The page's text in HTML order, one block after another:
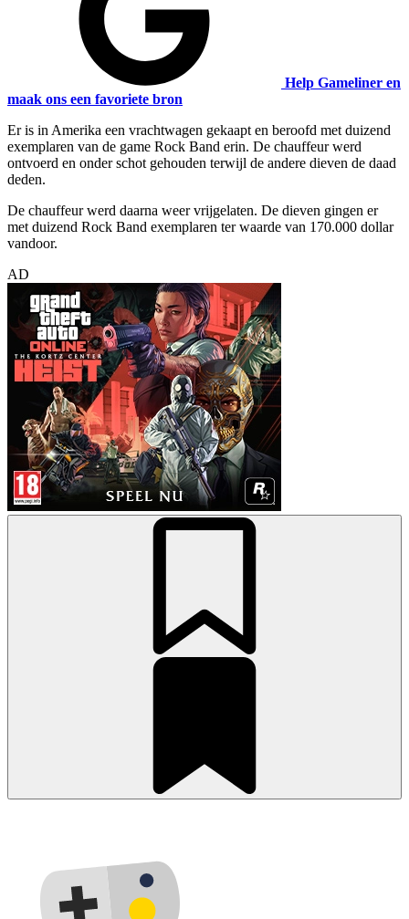
Help Gameliner en
maak ons een favoriete bron
Er is in Amerika een vrachtwagen gekaapt en beroofd met duizend
exemplaren van de game Rock Band erin. De chauffeur werd
ontvoerd en onder schot gehouden terwijl de andere dieven de daad
deden.
De chauffeur werd daarna weer vrijgelaten. De dieven gingen er
met duizend Rock Band exemplaren ter waarde van 170.000 dollar
vandoor.
AD